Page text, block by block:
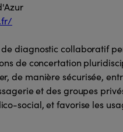
diagnostic collaboratif
de concertation
de manière sécurisée,
et des groupes
social, et favorise les